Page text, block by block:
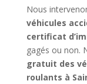
Nous
véhicules
certificat
gagés ou non.
gratuit des
roulants à